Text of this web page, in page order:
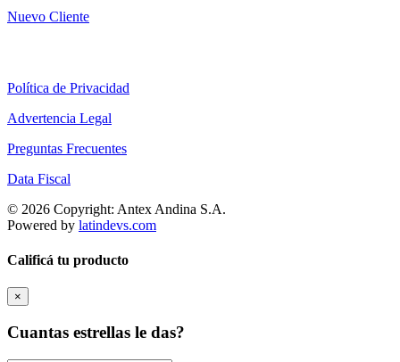
Nuevo Cliente
Política de Privacidad
Advertencia Legal
Preguntas Frecuentes
Data Fiscal
© 2026 Copyright: Antex Andina S.A.
Powered by latindevs.com
Calificá tu producto
×
Cuantas estrellas le das?